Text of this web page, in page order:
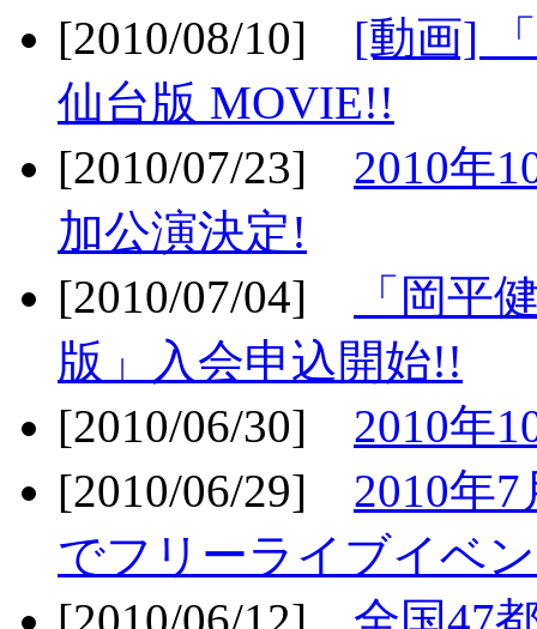
[2010/08/10] [動画]
仙台版 MOVIE!!
[2010/07/23] 2010年
加公演決定!
[2010/07/04]
「岡平
版」入会申込開始!!
[2010/06/30] 2010年
[2010/06/29] 2010年
でフリーライブイベ